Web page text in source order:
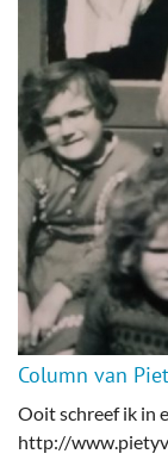
Column van
Ooit schreef ik in
http://